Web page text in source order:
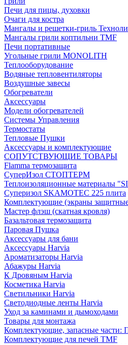
Печи для пицы, духовки
Очаги для костра
Мангалы и решетки-гриль
Мангалы грили коптильни TMF
Печи портативные
Угольные грили MONOLITH
Теплооборудование
Водяные тепловентиляторы
Воздушные завесы
Обогреватели
Аксессуары
Модели обогревателей
Системы Управления
Термостаты
Тепловые Пушки
Аксессуары и комплектующие
СОПУТСТВУЮЩИЕ ТОВАРЫ
Flamma термозащита
СуперИзол СТОПТЕРМ
Теплоизоляционные материалы
Суперизол SKAMOTEC 225 плита
Комплектующие (экраны
Мастер флэш (скатная кровля)
Базальтовая термозащита
Паровая Пушка
Аксессуары для бани
Аксессуары Harvia
Ароматизаторы Harvia
Абажуры Harvia
К Дровяным Harvia
Косметика Harvia
Светильники Harvia
Светодиодные ленты Harvia
Уход за каминами и дымоходами
Товары для монтажа
Комплектующие, запасные
Комплектующие для печей TMF